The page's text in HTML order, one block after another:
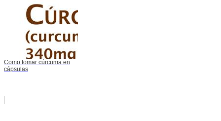
Como tomar cúrcuma en
cápsulas